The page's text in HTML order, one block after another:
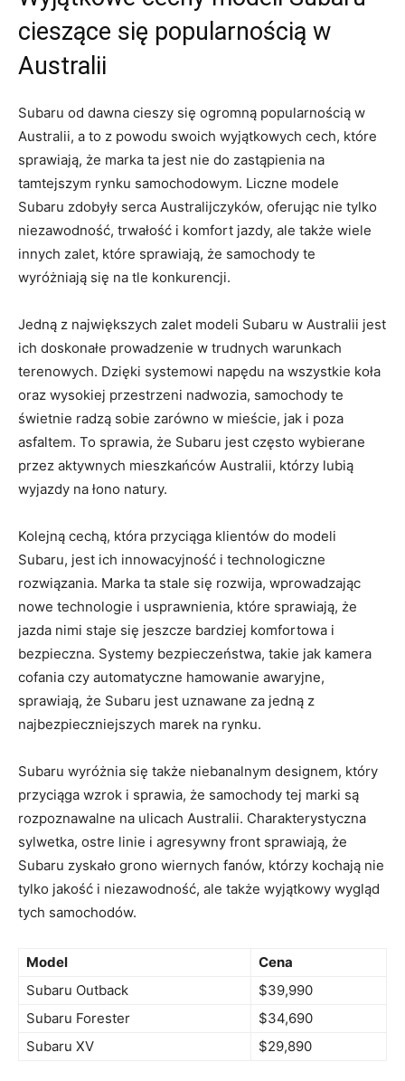
cieszące się popularnością w​
Australii
Subaru⁣ od dawna cieszy się ogromną ⁤popularnością w‌
Australii, a to⁤ z powodu swoich wyjątkowych‍ cech, które
sprawiają, że marka ta jest nie do zastąpienia na
tamtejszym ‍rynku samochodowym. Liczne modele
Subaru zdobyły serca ⁢Australijczyków, oferując nie tylko
niezawodność, trwałość⁣ i komfort ⁣jazdy, ale także wiele
innych zalet, które sprawiają, że samochody te
wyróżniają się na ‍tle konkurencji.
Jedną z największych zalet modeli Subaru w Australii jest
ich doskonałe prowadzenie w trudnych warunkach
terenowych. Dzięki ‍systemowi napędu na ‌wszystkie koła
oraz wysokiej przestrzeni nadwozia, samochody te‍
świetnie radzą sobie zarówno w mieście, jak i poza
asfaltem. ⁤To sprawia, ⁣że ‍Subaru jest często wybierane
przez⁢ aktywnych mieszkańców Australii, którzy lubią
wyjazdy ​na łono natury.
Kolejną‍ cechą, która przyciąga klientów do⁤ modeli
Subaru, jest ich innowacyjność‌ i technologiczne ​
rozwiązania. Marka ta stale⁤ się⁢ rozwija, wprowadzając
nowe technologie i usprawnienia, ‌które sprawiają, ⁣że
‌jazda ⁢nimi staje się jeszcze bardziej komfortowa i
bezpieczna. Systemy bezpieczeństwa, takie⁢ jak kamera
cofania czy automatyczne hamowanie awaryjne,
sprawiają, że Subaru jest uznawane za jedną z
najbezpieczniejszych ​marek na rynku.
Subaru wyróżnia się także niebanalnym designem, który
⁤przyciąga‌ wzrok i ‌sprawia, że samochody⁤ tej marki są
rozpoznawalne na ulicach Australii. Charakterystyczna
sylwetka, ostre linie i agresywny front ‌sprawiają, że
‌Subaru zyskało⁣ grono​ wiernych fanów, którzy kochają nie⁤
tylko jakość ​i niezawodność, ale ⁢także wyjątkowy ‌wygląd​
tych samochodów.
Model
Cena
Subaru Outback
$39,990
Subaru Forester
$34,690
Subaru XV
$29,890